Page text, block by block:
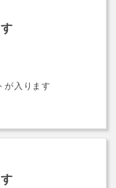
が入ります